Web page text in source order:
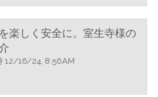
楽しく安全に。室生寺様の
12/16/24, 8:56 AM